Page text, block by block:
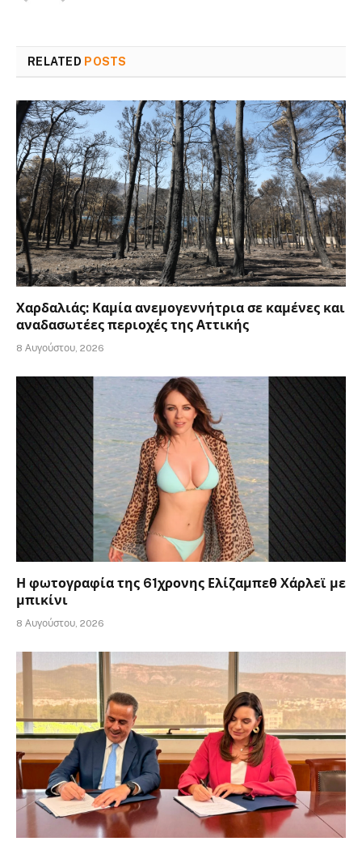
RELATED POSTS
Χαρδαλιάς: Καμία ανεμογεννήτρια σε καμένες και
αναδασωτέες περιοχές της Αττικής
8 Αυγούστου, 2026
Η φωτογραφία της 61χρονης Ελίζαμπεθ Χάρλεϊ με
μπικίνι
8 Αυγούστου, 2026